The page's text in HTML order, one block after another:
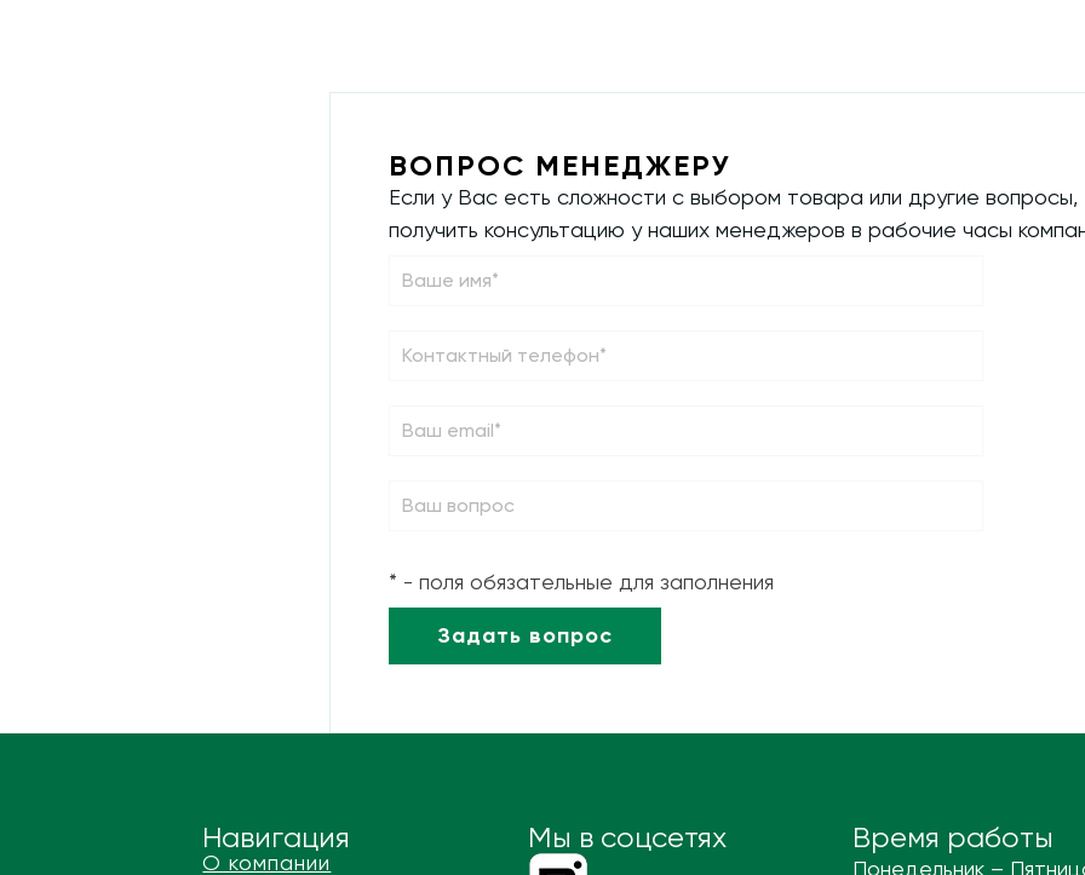
ВОПРОС МЕНЕДЖЕРУ
Если у Вас есть сложности с выбором товара или другие
получить консультацию у наших менеджеров в рабочие часы
* - поля обязательные для заполнения
Навигация
О компании
Мы в соцсетях Время работы
Понедельник –